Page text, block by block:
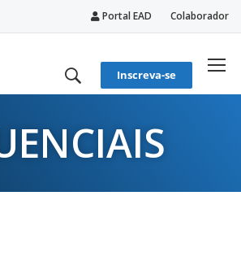
Portal EAD Colaborador
Inscreva-se